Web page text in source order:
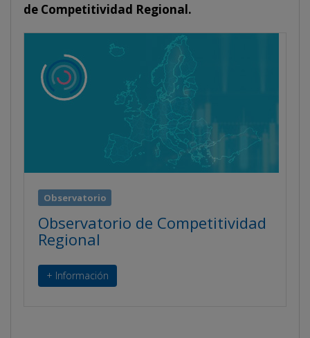
de Competitividad Regional.
Observatorio
Observatorio de Competitividad
Regional
+ Información